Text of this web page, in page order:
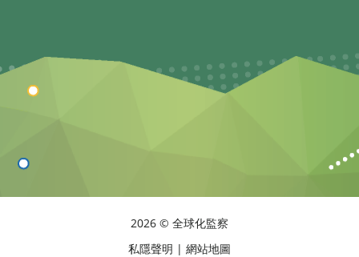
2026 © 全球化監察
私隱聲明 | 網站地圖